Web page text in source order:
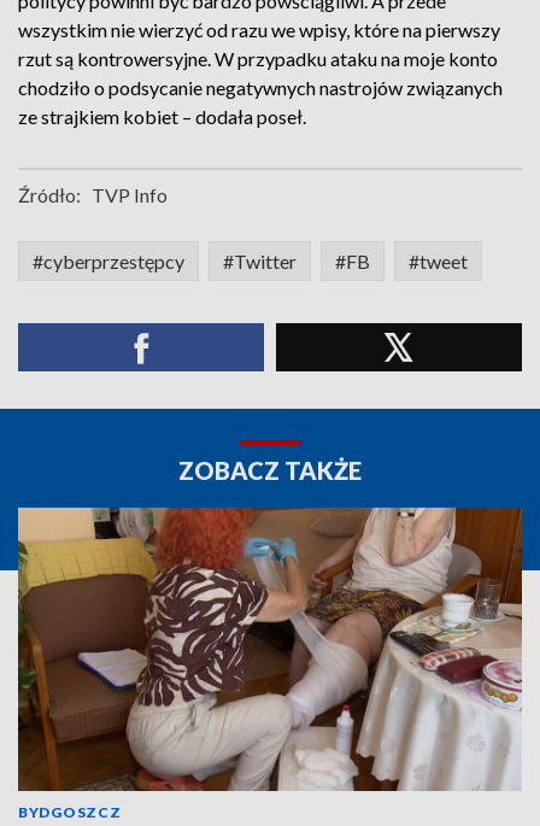
wszystkim nie wierzyć od razu we wpisy, które na pierwszy
rzut są kontrowersyjne. W przypadku ataku na moje konto
chodziło o podsycanie negatywnych nastrojów związanych
ze strajkiem kobiet – dodała poseł.
Źródło: TVP Info
#cyberprzestępcy #Twitter #FB #tweet
ZOBACZ TAKŻE
BYDGOSZCZ